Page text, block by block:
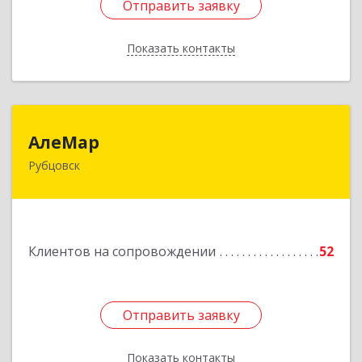
Отправить заявку
Показать контакты
Отправить заявку
Назад
АлеМар
Рубцовск
Клиентов на сопровождении 52
Отправить заявку
Показать контакты
Отправить заявку
Назад